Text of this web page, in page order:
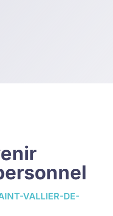
VALLIER-DE-